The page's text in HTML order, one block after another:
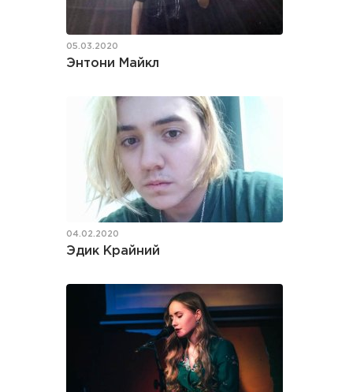
05.03.2020
Энтони Майкл
04.02.2020
Эдик Крайний